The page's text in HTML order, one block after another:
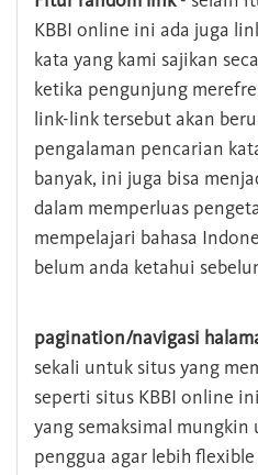
KBBI online ini ada juga
kata yang kami sajikan
ketika pengunjung
link-link tersebut akan
pengalaman pencarian
banyak, ini juga bisa
dalam memperluas
mempelajari bahasa
belum anda ketahui
pagination/navigasi
sekali untuk situs yang
seperti situs KBBI online
yang semaksimal
penggua agar lebih